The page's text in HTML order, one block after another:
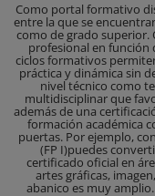
Como portal formativo
entre la que se
como de grado superior.
profesional en función
ciclos formativos
práctica y dinámica sin
nivel técnico como
multidisciplinar que
además de una
formación académica
puertas. Por ejemplo,
(FP I)puedes
certificado oficial en
artes gráficas,
abanico es muy